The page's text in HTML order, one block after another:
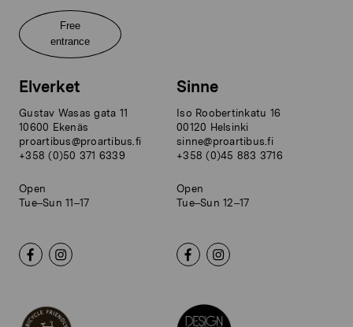
Free
entrance
Elverket
Gustav Wasas gata 11
10600 Ekenäs
proartibus@proartibus.fi
+358 (0)50 371 6339
Open
Tue–Sun 11–17
Sinne
Iso Roobertinkatu 16
00120 Helsinki
sinne@proartibus.fi
+358 (0)45 883 3716
Open
Tue–Sun 12–17